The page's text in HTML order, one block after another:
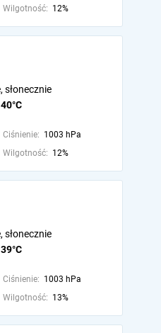
Wilgotność: 12%
40°C
słonecznie
Ciśnienie: 1003 hPa
Wilgotność: 12%
39°C
słonecznie
Ciśnienie: 1003 hPa
Wilgotność: 13%